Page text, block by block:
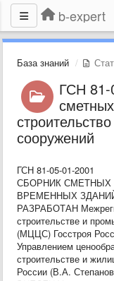
b-expert
База знаний
ГСН 81-
сооружений
ГСН 81-05-01-2001
СБОРНИК СМЕТНЫХ
ВРЕМЕННЫХ
РАЗРАБОТАН
строительстве и
(МЦЦС) Госстроя
Управлением
строительстве и
России (В.А.